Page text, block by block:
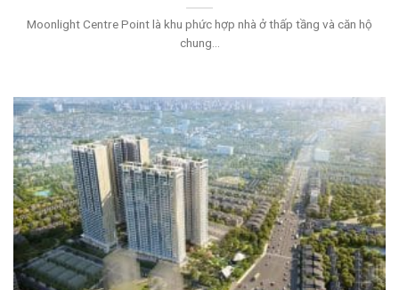
Moonlight Centre Point là khu phức hợp nhà ở thấp tầng và căn hộ
chung...